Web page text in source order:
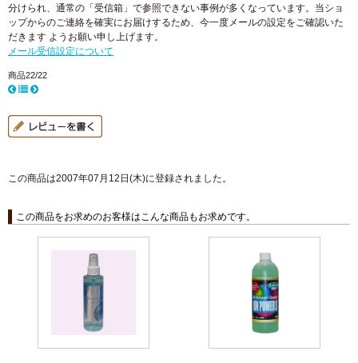
分けられ、通常の「受信箱」で参照できない事例が多くなっています。当ショ
ップからのご連絡を確実にお届けするため、今一度メールの設定をご確認いた
だきます ようお願い申し上げます。
メール受信設定について
商品22/22
この商品は2007年07月12日(木)に登録されました。
この商品をお求めのお客様はこんな商品もお求めです。